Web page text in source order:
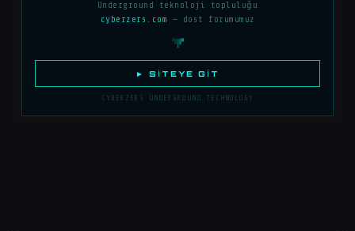
Underground teknoloji topluluğu
cyberzers.com — dost forumumuz
► SITEYE GIT
CYBERZERS UNDERGROUND TECHNOLOGY